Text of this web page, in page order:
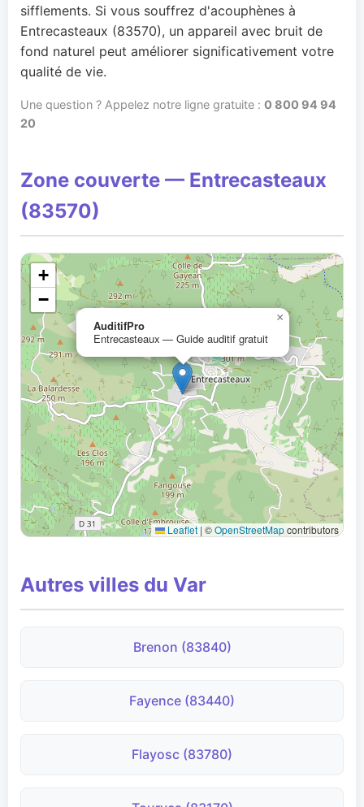
sifflements. Si vous souffrez d'acouphènes à
Entrecasteaux (83570), un appareil avec bruit de
fond naturel peut améliorer significativement votre
qualité de vie.
Une question ? Appelez notre ligne gratuite : 0 800 94 94
20
Zone couverte — Entrecasteaux
(83570)
AuditifPro
Entrecasteaux — Guide auditif gratuit
×
+
−
Leaflet | ©OpenStreetMapcontributors
Autres villes du Var
Brenon (83840)
Fayence (83440)
Flayosc (83780)